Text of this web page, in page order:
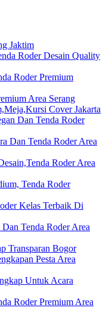
Jaktim
Roder Desain Quality
Roder Premium
Area Serang
Cover Jakarta
Dan Tenda Roder
Dan Tenda Roder Area
Roder Area
Tenda Roder
Kelas Terbaik Di
Tenda Roder Area
Transparan Bogor
Pesta Area
Untuk Acara
Roder Premium Area